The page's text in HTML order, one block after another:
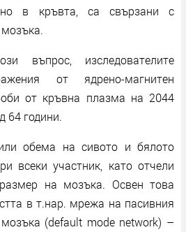
в кръвта, са свързани с
въпрос, изследователите
от ядрено-магнитен
от кръвна плазма на 2044
64 години.
обема на сивото и бялото
всеки участник, като отчели
на мозъка. Освен това
в т.нар. мрежа на пасивния
(default mode network) –